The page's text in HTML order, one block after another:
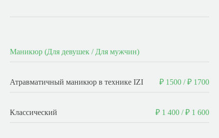
Маникюр (Для девушек / Для мужчин)
Атравматичный маникюр в технике IZI ₽ 1500 / ₽ 1700
Классический ₽ 1 400 / ₽ 1 600